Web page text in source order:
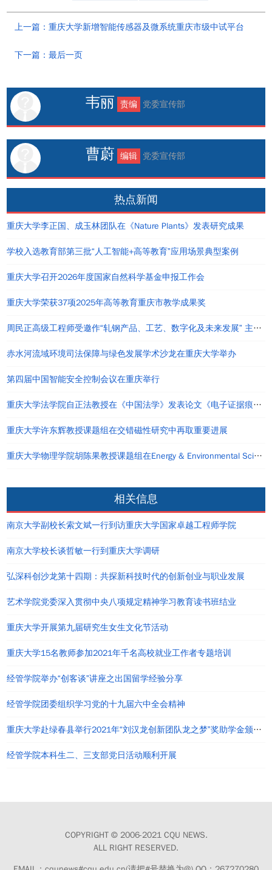
上一篇：重庆大学新增智能传感器及微系统重庆市级中试平台
下一篇：最后一页
韦丽 责编 党委宣传部
曹蔚 编辑 党委宣传部
热点新闻
重庆大学李正国、成玉林团队在《Nature Plants》发表研究成果
学校入选教育部第三批“人工智能+高等教育”应用场景典型案例
重庆大学召开2026年度国家自然科学基金申报工作会
重庆大学荣获37项2025年高等教育重庆市教学成果奖
周民正高级工程师受邀作“轧钢产品、工艺、数字化及未来发展” 主题讲座
赤水河流域环境司法保障与绿色发展学术沙龙在重庆大学举办
第四届中国智能安全控制会议在重庆举行
重庆大学法学院自正法教授在《中国法学》发表论文《电子证据痕迹效应理论及其运用》
重庆大学许东辉教授课题组在交错磁性研究中再取重要进展
重庆大学物理学院胡陈果教授课题组在Energy & Environmental Science发表研究成果
相关信息
南京大学副校长索文斌一行到访重庆大学国家卓越工程师学院
南京大学校长谈哲敏一行到重庆大学调研
弘深科创沙龙第十四期：共探新科技时代的创新创业与职业发展
艺术学院党委深入贯彻中央八项规定精神学习教育读书班结业
重庆大学开展第九届研究生女生文化节活动
重庆大学15名教师参加2021年千名高校就业工作者专题培训
经管学院举办“创客谈”讲座之出国留学经验分享
经管学院团委组织学习党的十九届六中全会精神
重庆大学赴绿春县举行2021年“刘汉龙创新团队龙之梦”奖助学金颁发仪式
经管学院本科生二、三支部党日活动顺利开展
COPYRIGHT © 2006-2021 CQU NEWS.
ALL RIGHT RESERVED.